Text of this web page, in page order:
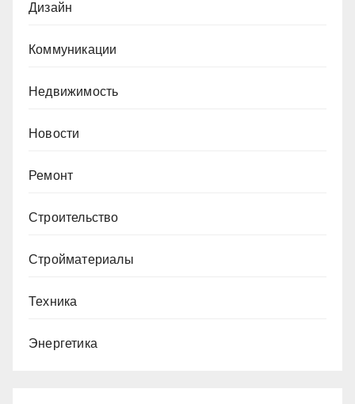
Дизайн
Коммуникации
Недвижимость
Новости
Ремонт
Строительство
Стройматериалы
Техника
Энергетика